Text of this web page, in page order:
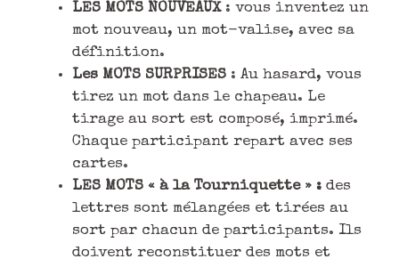
LES MOTS NOUVEAUX: vous inventez un
mot nouveau, un mot-valise, avec sa
définition.
Les MOTS SURPRISES : Au hasard, vous
tirez un mot dans le chapeau. Le
tirage au sort est composé, imprimé.
Chaque participant repart avec ses
cartes.
LES MOTS « à la Tourniquette » : des
lettres sont mélangées et tirées au
sort par chacun de participants. Ils
doivent reconstituer des mots et